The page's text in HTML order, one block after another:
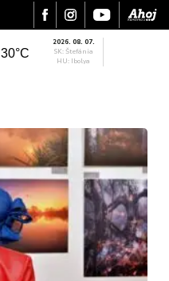
30°C
2026. 08. 07.
SK: Štefánia
HU: Ibolya